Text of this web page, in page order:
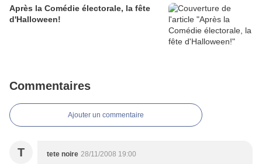
Après la Comédie électorale, la fête
d'Halloween!
Commentaires
Ajouter un commentaire
T tete noire 28/11/2008 19:00